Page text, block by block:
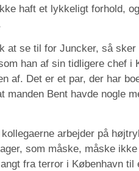
haft et lykkeligt forhold,
at se til for Juncker, så sker
han af sin tidligere chef i
af. Det er et par, der har
manden Bent havde nogle
arbejder på
som måske, måske
fra terror i København til